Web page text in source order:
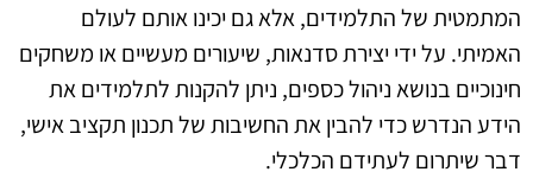
המתמטית של התלמידים, אלא גם יכינו אותם לעולם
האמיתי. על ידי יצירת סדנאות, שיעורים מעשיים או משחקים
חינוכיים בנושא ניהול כספים, ניתן להקנות לתלמידים את
הידע הנדרש כדי להבין את החשיבות של תכנון תקציב אישי,
דבר שיתרום לעתידם הכלכלי.